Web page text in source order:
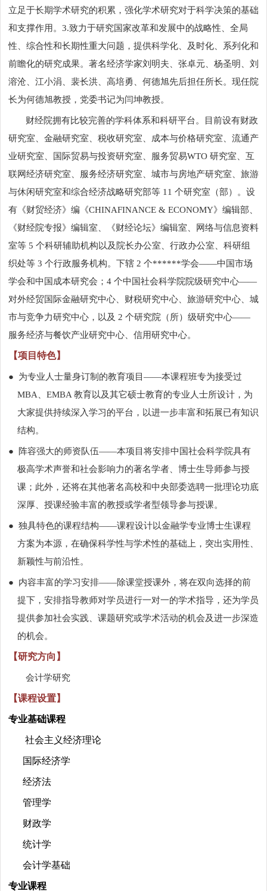
立足于长期学术研究的积累，强化学术研究对于科学决策的基础
和支撑作用。 3.致力于研究国家改革和发展中的战略性、全局
性、综合性和长期性重大问题，提供科学化、及时化、系列化和
前瞻化的研究成果。著名经济学家刘明夫、张卓元、杨圣明、刘
溶沧、江小涓、裴长洪、高培勇、何德旭先后担任所长。现任院
长为何德旭教授，党委书记为闫坤教授。
财经院拥有比较完善的学科体系和科研平台。目前设有财政
研究室、金融研究室、税收研究室、成本与价格研究室、流通产
业研究室、国际贸易与投资研究室、服务贸易WTO 研究室、互
联网经济研究室、服务经济研究室、城市与房地产研究室、旅游
与休闲研究室和综合经济战略研究部等 11 个研究室（部）。设
有《财贸经济》编《CHINAFINANCE & ECONOMY》编辑部、
《财经院专报》编辑室、《财经论坛》编辑室、网络与信息资料
室等 5 个科研辅助机构以及院长办公室、行政办公室、科研组
织处等 3 个行政服务机构。下辖 2 个******学会——中国市场
学会和中国成本研究会； 4 个中国社会科学院院级研究中心——
对外经贸国际金融研究中心、财税研究中心、旅游研究中心、城
市与竞争力研究中心，以及 2 个研究院（所）级研究中心——
服务经济与餐饮产业研究中心、信用研究中心。
【项目特色】
●
为专业人士量身订制的教育项目——本课程班专为接受过
MBA
EMBA 教育以及其它硕士教育的专业人士所设计，为
大家提供持续深入学习的平台，以进一步丰富和拓展已有知识
结构。
●
阵容强大的师资队伍——本项目将安排中国社会科学院具有
极高学术声誉和社会影响力的著名学者、博士生导师参与授
课；此外，还将在其他著名高校和中央部委选聘一批理论功底
深厚、授课经验丰富的教授或学者型领导参与授课。
● 独具特色的课程结构——课程设计以金融学专业博士生课程
方案为本源，在确保科学性与学术性的基础上，突出实用性、
新颖性与前沿性。
●
内容丰富的学习安排——除课堂授课外，将在双向选择的前
提下，安排指导教师对学员进行一对一的学术指导，还为学员
提供参加社会实践、课题研究或学术活动的机会及进一步深造
的机会。
【研究方向】
会计学研究
【课程设置】
专业基础课程
社会主义经济理论
国际经济学
经济法
管理学
财政学
统计学
会计学基础
专业课程